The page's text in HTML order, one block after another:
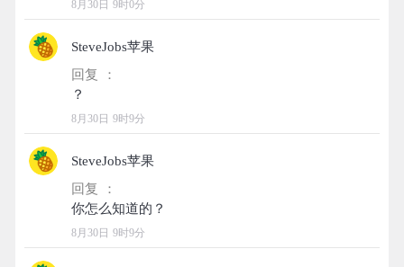
8月30日 9时0分
SteveJobs苹果
回复 ：
8月30日 9时9分
SteveJobs苹果
回复 ：
8月30日 9时9分